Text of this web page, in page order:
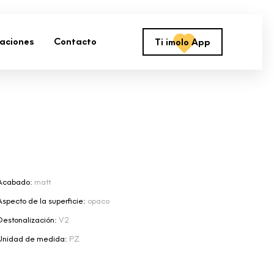
Contacto Ti imolo App
matt
de la superficie: opaco
V2
de medida: PZ